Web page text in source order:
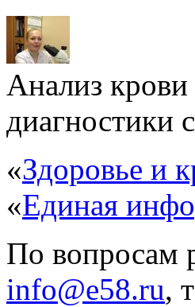
Анализ
диагностики
«Здоровье и
«Единая
По вопросам
info@e58.ru,